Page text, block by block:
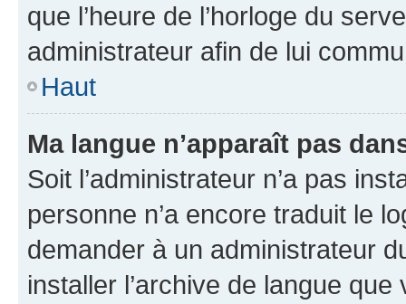
que l’heure de l’horloge du
administrateur afin de lui
Haut
Ma langue n’apparaît pas
Soit l’administrateur n’a pas
personne n’a encore traduit le
demander à un administrateur
installer l’archive de langue